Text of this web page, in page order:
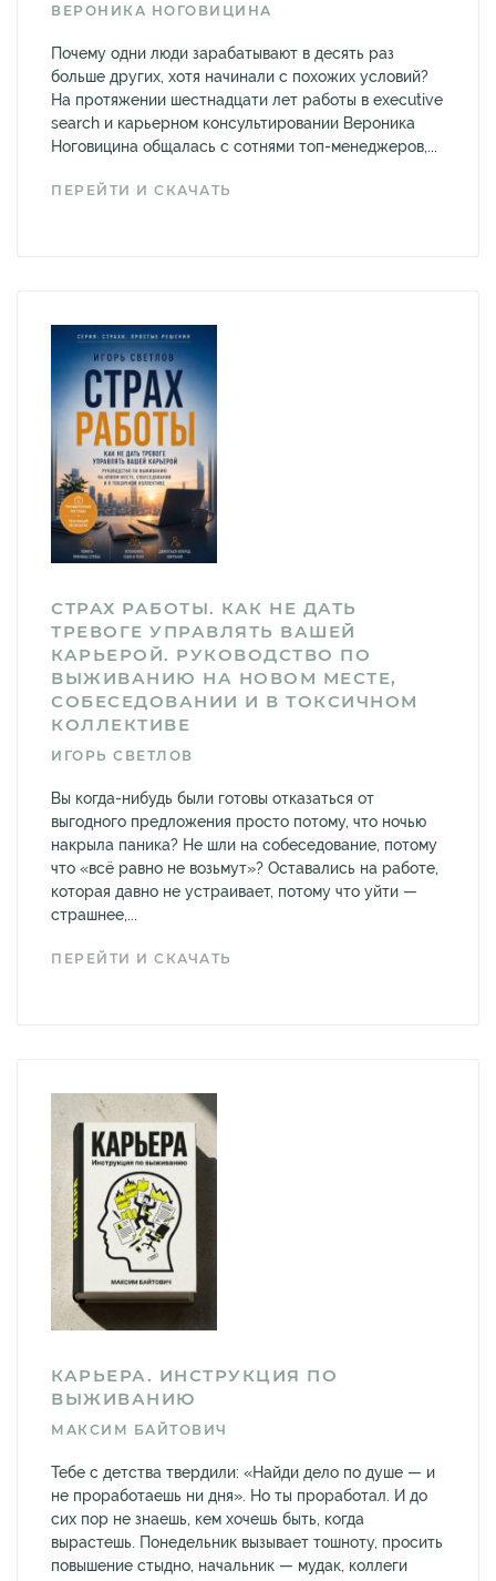
ВЕРОНИКА НОГОВИЦИНА
Почему одни люди зарабатывают в десять раз
больше других, хотя начинали с похожих условий?
На протяжении шестнадцати лет работы в executive
search и карьерном консультировании Вероника
Ноговицина общалась с сотнями топ-менеджеров,...
ПЕРЕЙТИ И СКАЧАТЬ
СТРАХ РАБОТЫ. КАК НЕ ДАТЬ
ТРЕВОГЕ УПРАВЛЯТЬ ВАШЕЙ
КАРЬЕРОЙ. РУКОВОДСТВО ПО
ВЫЖИВАНИЮ НА НОВОМ МЕСТЕ,
СОБЕСЕДОВАНИИ И В ТОКСИЧНОМ
КОЛЛЕКТИВЕ
ИГОРЬ СВЕТЛОВ
Вы когда-нибудь были готовы отказаться от
выгодного предложения просто потому, что ночью
накрыла паника? Не шли на собеседование, потому
что «всё равно не возьмут»? Оставались на работе,
которая давно не устраивает, потому что уйти —
страшнее,...
ПЕРЕЙТИ И СКАЧАТЬ
КАРЬЕРА. ИНСТРУКЦИЯ ПО
ВЫЖИВАНИЮ
МАКСИМ БАЙТОВИЧ
Тебе с детства твердили: «Найди дело по душе — и
не проработаешь ни дня». Но ты проработал. И до
сих пор не знаешь, кем хочешь быть, когда
вырастешь. Понедельник вызывает тошноту, просить
повышение стыдно, начальник — мудак, коллеги